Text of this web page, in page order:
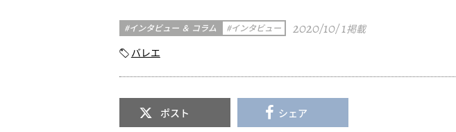
インタビュー ＆ コラム インタビュー 2020/10/ 1掲載
バレエ
ポスト シェア